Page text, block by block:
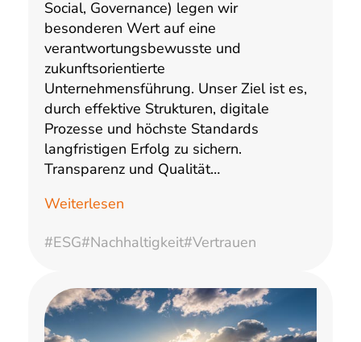
Social, Governance) legen wir
besonderen Wert auf eine
verantwortungsbewusste und
zukunftsorientierte
Unternehmensführung. Unser Ziel ist es,
durch effektive Strukturen, digitale
Prozesse und höchste Standards
langfristigen Erfolg zu sichern.
Transparenz und Qualität…
Weiterlesen
#ESG#Nachhaltigkeit#Vertrauen